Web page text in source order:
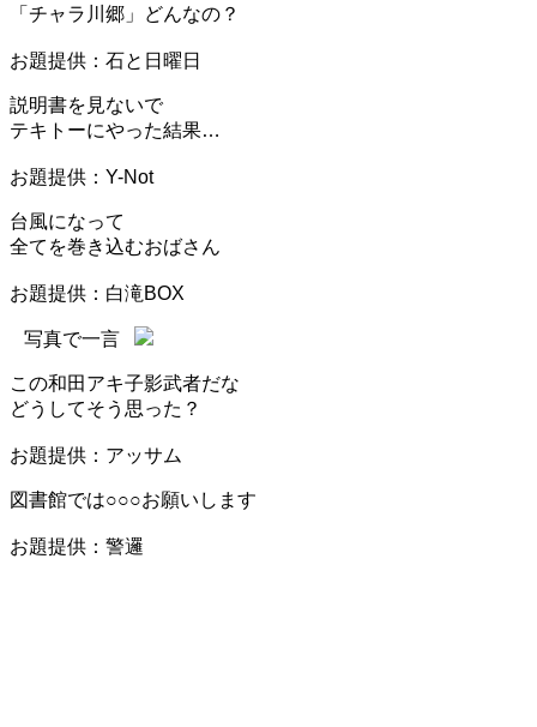
「チャラ川郷」どんなの？
お題提供：石と日曜日
説明書を見ないで
テキトーにやった結果…
お題提供：Y-Not
台風になって
全てを巻き込むおばさん
お題提供：白滝BOX
写真で一言
この和田アキ子影武者だな
どうしてそう思った？
お題提供：アッサム
図書館では○○○お願いします
お題提供：警邏